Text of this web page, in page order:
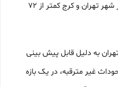
۱-۸– مدت زمان تحویل کالاها در شهر تهران و کرج کمتر از 72
به دلیل قابل پیش بینی
غیر مترقبه، در یک بازه